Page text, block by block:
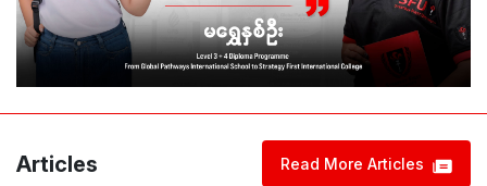
Articles Read More Articles